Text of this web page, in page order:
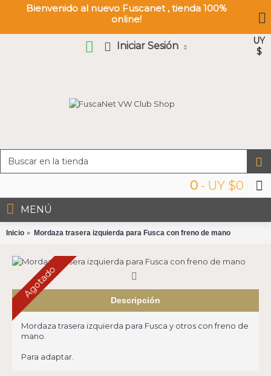
Bienvenido al nuevo Fuscanet , tienda 100%
online!
UY
$
Iniciar Sesión
0 - UY $0
MENÚ
Inicio Mordaza trasera izquierda para Fusca con freno de mano
Agotado
Descripción
Mordaza trasera izquierda para Fusca y otros con freno de
mano.
Para adaptar.